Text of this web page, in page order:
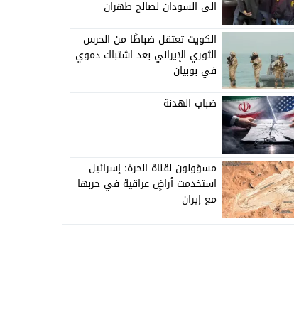
الى السودان لصالح طهران
الكويت تعتقل ضباطًا من الحرس
الثوري الإيراني بعد اشتباك دموي
في بوبيان
ضباب الهدنة
مسؤولون لقناة الحرة: إسرائيل
استخدمت أراضٍ عراقية في حربها
مع إيران